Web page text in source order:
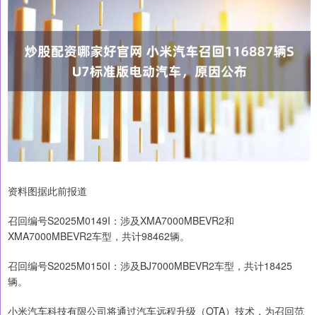
资料图据此前报道
召回编号S2025M0149I：涉及XMA7000MBEVR2和
XMA7000MBEVR2车型，共计98462辆。
召回编号S2025M0150I：涉及BJ7000MBEVR2车型，共计18425
辆。
小米汽车科技有限公司将通过汽车远程升级（OTA）技术，为召回范